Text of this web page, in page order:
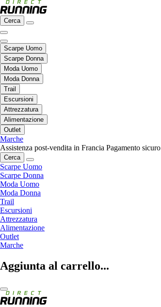
Cerca
Scarpe Uomo
Scarpe Donna
Moda Uomo
Moda Donna
Trail
Escursioni
Attrezzatura
Alimentazione
Outlet
Marche
Assistenza post-vendita in Francia Pagamento sicuro
Cerca
Scarpe Uomo
Scarpe Donna
Moda Uomo
Moda Donna
Trail
Escursioni
Attrezzatura
Alimentazione
Outlet
Marche
Aggiunta al carrello...